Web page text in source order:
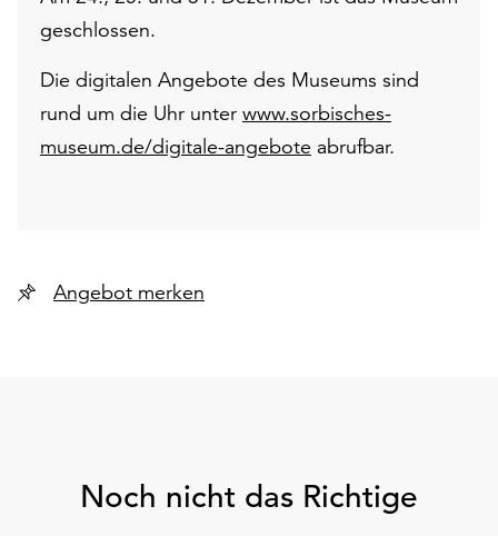
geschlossen.
Die digitalen Angebote des Museums sind
rund um die Uhr unter www.sorbisches-
museum.de/digitale-angebote abrufbar.
Angebot merken
Noch nicht das Richtige